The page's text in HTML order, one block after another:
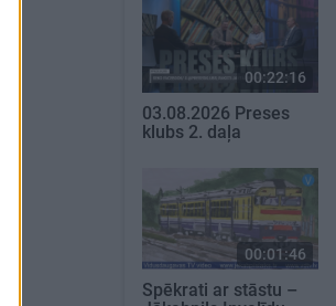
00:22:16
03.08.2026 Preses
klubs 2. daļa
00:01:46
Spēkrati ar stāstu –